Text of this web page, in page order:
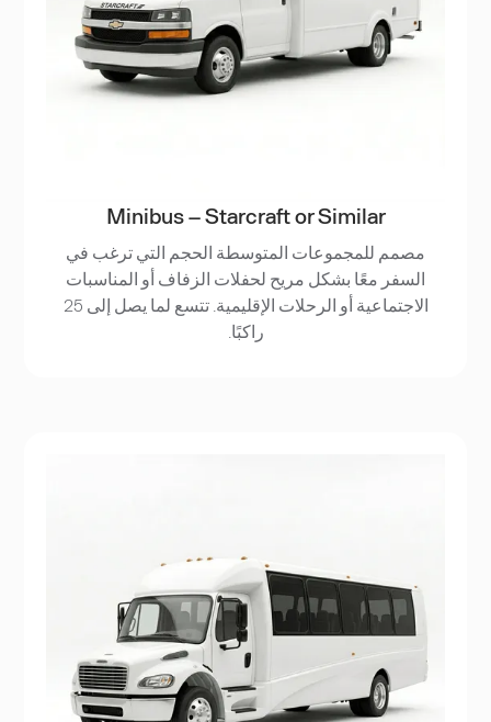
Minibus – Starcraft or Similar
مصمم للمجموعات المتوسطة الحجم التي ترغب في
السفر معًا بشكل مريح لحفلات الزفاف أو المناسبات
الاجتماعية أو الرحلات الإقليمية. تتسع لما يصل إلى 25
راكبًا.